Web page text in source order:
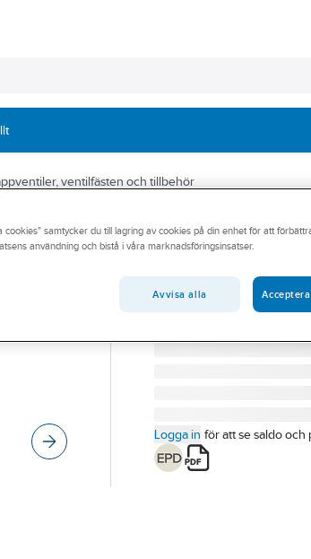
ventilfästen och tillbehör
ORAS
Tappkran för
ORAS
Artikelnummer:
8460300
101022
Logga in för att se saldo och
cookies" samtycker du till lagring av cookies på din enhet för att
användning och bistå i våra marknadsföringsinsatser.
Avvisa alla